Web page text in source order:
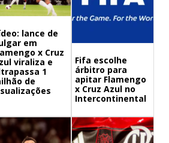
lance de
em
x Cruz
viraliza e
1
de
Fifa escolhe
árbitro para
apitar Flamengo
x Cruz Azul no
Intercontinental